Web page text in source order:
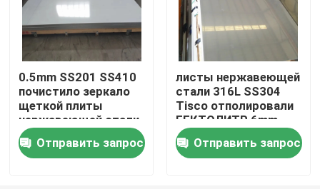
Катушка покрытая цветом
Гальванизированная стальная пластина
Стальной лист крыши
0.5mm SS201 SS410
почистило зеркало
щеткой плиты
нержавеющей стали
отполировали ASTM
Отправить запрос
листы нержавеющей
стали 316L SS304
Tisco отполировали
ГЕКТОЛИТР 6mm
плиты нержавеющей
сталиОтправить запрос